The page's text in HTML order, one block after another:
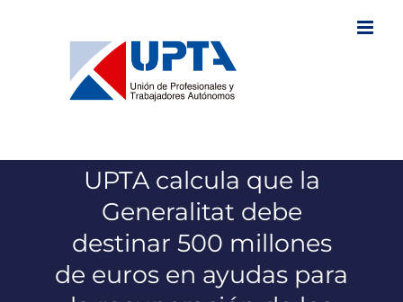
UPTA calcula que la
Generalitat debe
destinar 500 millones
de euros en ayudas para